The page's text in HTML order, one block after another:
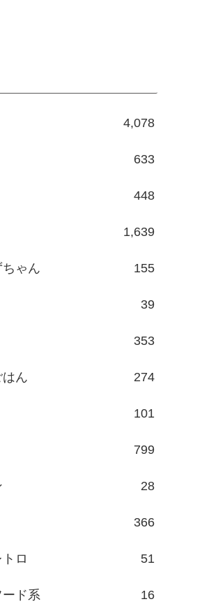
4,078
633
448
1,639
ゃん 155
39
353
ん 274
101
799
28
366
ロ 51
ド系 16